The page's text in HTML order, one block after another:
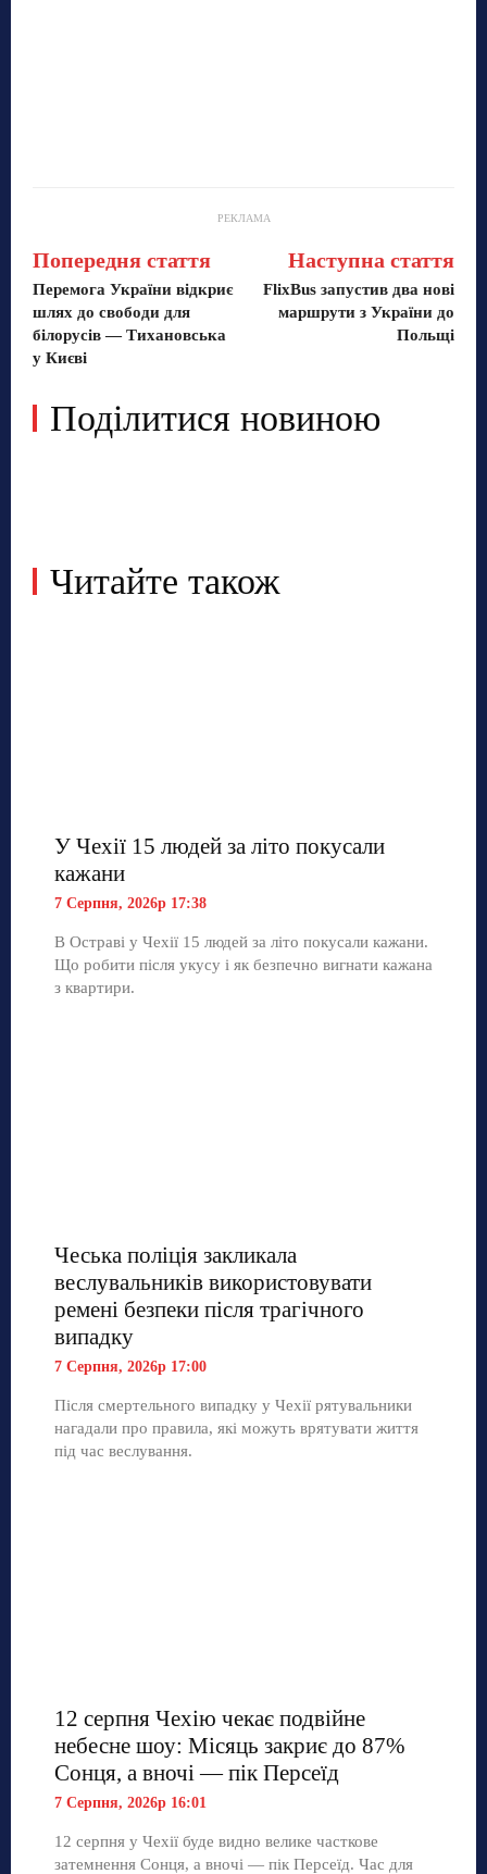
РЕКЛАМА
Попередня стаття
Перемога України відкриє
шлях до свободи для
білорусів — Тихановська
у Києві
Наступна стаття
FlixBus запустив два нові
маршрути з України до
Польщі
Поділитися новиною
Читайте також
У Чехії 15 людей за літо покусали
кажани
7 Серпня, 2026р 17:38
В Остраві у Чехії 15 людей за літо покусали кажани.
Що робити після укусу і як безпечно вигнати кажана
з квартири.
Чеська поліція закликала
веслувальників використовувати
ремені безпеки після трагічного
випадку
7 Серпня, 2026р 17:00
Після смертельного випадку у Чехії рятувальники
нагадали про правила, які можуть врятувати життя
під час веслування.
12 серпня Чехію чекає подвійне
небесне шоу: Місяць закриє до 87%
Сонця, а вночі — пік Персеїд
7 Серпня, 2026р 16:01
12 серпня у Чехії буде видно велике часткове
затемнення Сонця, а вночі — пік Персеїд. Час для